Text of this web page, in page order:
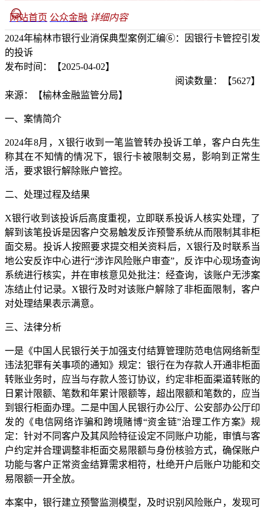
网站首页 公众金融 详细内容
2024年榆林市银行业消保典型案例汇编⑥：因银行卡管控引发
的投诉
发布时间：【2025-04-02】
阅读数量：【5627】
来源：【榆林金融监管分局】
一、案情简介
2024年8月，X银行收到一笔监管转办投诉工单，客户白先生
称其在不知情的情况下，银行卡被限制交易，影响到正常生
活，要求银行解除账户管控。
二、处理过程及结果
X银行收到该投诉后高度重视，立即联系投诉人核实处理，了
解到该笔投诉是因客户交易触发反诈预警系统从而限制其非柜
面交易。投诉人按照要求提交相关资料后，X银行及时联系当
地公安反诈中心进行“涉诈风险账户审查”，反诈中心现场查询
系统进行核实，并在审核意见处批注：经查询，该账户无涉案
冻结止付记录。X银行及时对该账户解除了非柜面限制，客户
对处理结果表示满意。
三、法律分析
一是《中国人民银行关于加强支付结算管理防范电信网络新型
违法犯罪有关事项的通知》规定：银行在为存款人开通非柜面
转账业务时，应当与存款人签订协议，约定非柜面渠道转账的
日累计限额、笔数和年累计限额等，超出限额和笔数的，应当
到银行柜面办理。二是中国人民银行办公厅、公安部办公厅印
发的《电信网络诈骗和跨境赌博“资金链”治理工作方案》规
定：针对不同客户及其风险特征设定不同账户功能，审慎与客
户约定并合理调整非柜面交易限额与身份核验方式，确保账户
功能与客户正常资金结算需求相符，杜绝开户后账户功能和交
易限额一开全放。
本案中，银行建立预警监测模型，及时识别风险账户，发现可